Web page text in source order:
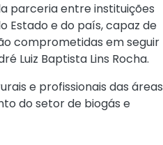
parceria entre instituições
Estado e do país, capaz de
comprometidas em seguir
Luiz Baptista Lins Rocha.
e profissionais das áreas
do setor de biogás e